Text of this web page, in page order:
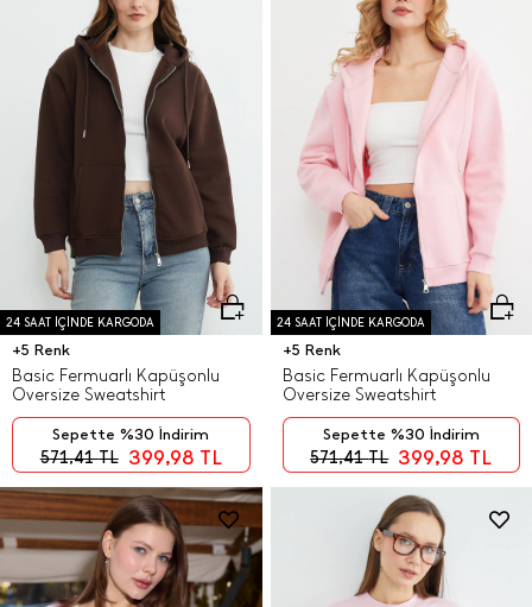
24 SAAT İÇİNDE KARGODA
+5 Renk
Basic Fermuarlı Kapüşonlu
Oversize Sweatshirt
571,41TL 399,98 TL
Sepette %30 İndirim
24 SAAT İÇİNDE KARGODA
+5 Renk
Basic Fermuarlı Kapüşonlu
Oversize Sweatshirt
571,41TL 399,98 TL
Sepette %30 İndirim